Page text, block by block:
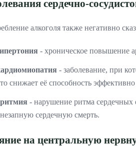
сердечно-
алкоголя также негативно
- хроническое повышение
- заболевание, при
снижает её способность
- нарушение ритма сердечных
сердечную смерть.
на центральную